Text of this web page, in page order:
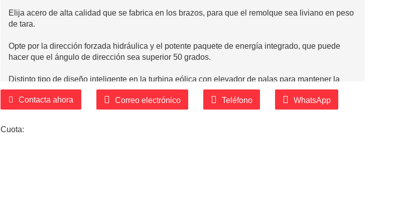
Elija acero de alta calidad que se fabrica en los brazos, para que el remolque sea liviano en peso
de tara.
Opte por la dirección forzada hidráulica y el potente paquete de energía integrado, que puede
hacer que el ángulo de dirección sea superior 50 grados.
Distinto tipo de diseño inteligente en la turbina eólica con elevador de palas para mantener la
plataforma de carga en una posición baja
Utilice eje y suspensión duraderos con remolque, para mantener el remolque puede tener una
Contacta ahora Correo electrónico Teléfono WhatsApp
Cuota: